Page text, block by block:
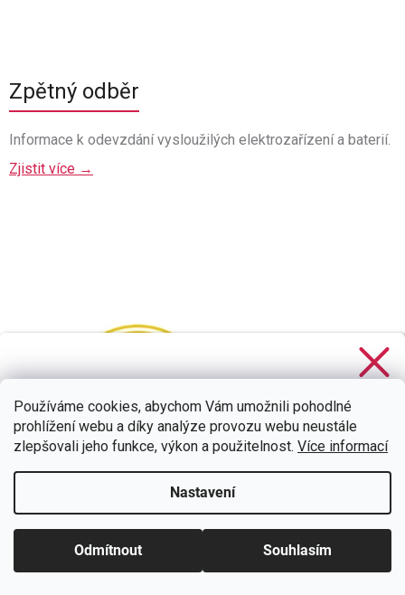
Používáme cookies, abychom Vám umožnili pohodlné
prohlížení webu a díky analýze provozu webu neustále
zlepšovali jeho funkce, výkon a použitelnost. Více informací
Nastavení
Odmítnout Souhlasím
Zpětný odběr
Informace k odevzdání vysloužilých elektrozařízení a baterií.
Zjistit více →
na 300,- Kč je Váš!
CHCI SLEVU
Zásady zpracování osobních údajů